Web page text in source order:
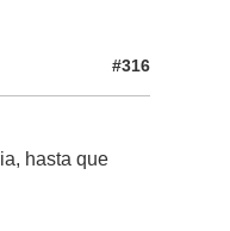
#316
hasta que